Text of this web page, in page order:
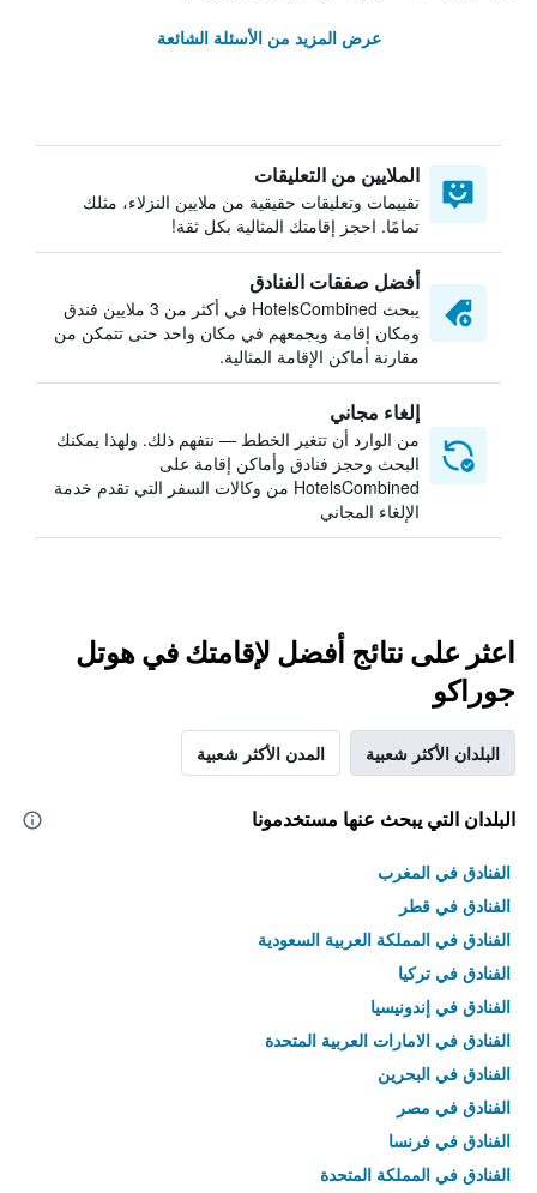
عرض المزيد من الأسئلة الشائعة
الملايين من التعليقات
تقييمات وتعليقات حقيقية من ملايين النزلاء، مثلك
تمامًا. احجز إقامتك المثالية بكل ثقة!
أفضل صفقات الفنادق
يبحث HotelsCombined في أكثر من 3 ملايين فندق
ومكان إقامة ويجمعهم في مكان واحد حتى تتمكن من
مقارنة أماكن الإقامة المثالية.
إلغاء مجاني
من الوارد أن تتغير الخطط — نتفهم ذلك. ولهذا يمكنك
البحث وحجز فنادق وأماكن إقامة على
HotelsCombined من وكالات السفر التي تقدم خدمة
الإلغاء المجاني
اعثر على نتائج أفضل لإقامتك في هوتل
جوراكو
البلدان الأكثر شعبية المدن الأكثر شعبية
البلدان التي يبحث عنها مستخدمونا
الفنادق في المغرب
الفنادق في قطر
الفنادق في المملكة العربية السعودية
الفنادق في تركيا
الفنادق في إندونيسيا
الفنادق في الامارات العربية المتحدة
الفنادق في البحرين
الفنادق في مصر
الفنادق في فرنسا
الفنادق في المملكة المتحدة